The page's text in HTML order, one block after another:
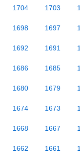
1704 1703
1698 1697
1692 1691
1686 1685
1680 1679
1674 1673
1668 1667
1662 1661